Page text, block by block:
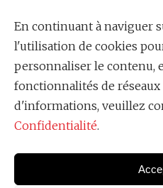
En continuant à naviguer
l'utilisation de cookies
personnaliser le contenu,
fonctionnalités de réseaux
d'informations, veuillez
Confidentialité.
Blog Les RH
Contact